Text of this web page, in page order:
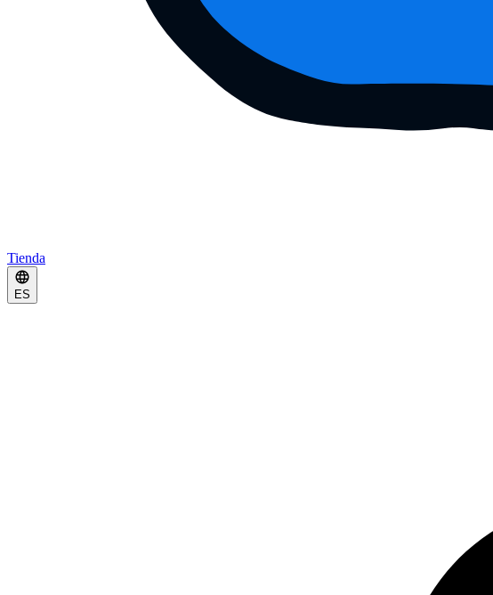
Tienda
ES